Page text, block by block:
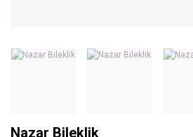
Nazar Bileklik